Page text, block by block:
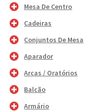
Mesa De Centro
Cadeiras
Conjuntos De Mesa
Aparador
Arcas / Oratórios
Balcão
Armário